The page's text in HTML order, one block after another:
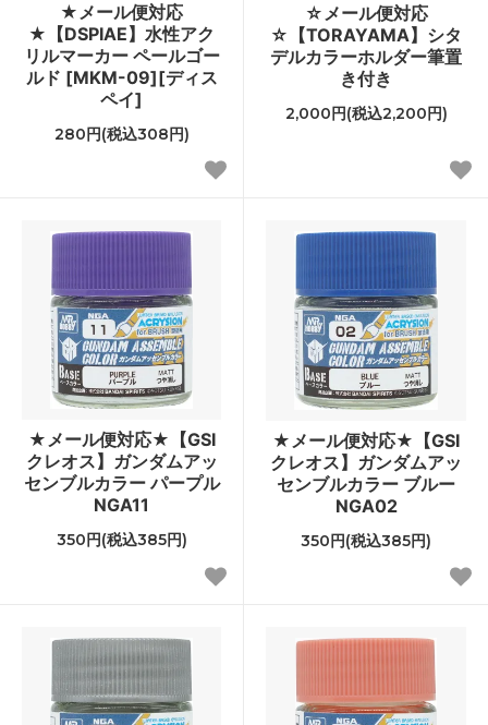
★メール便対応
★【DSPIAE】水性アク
リルマーカー ペールゴー
ルド [MKM-09][ディス
ペイ]
280円(税込308円)
☆メール便対応
☆【TORAYAMA】シタ
デルカラーホルダー筆置
き付き
2,000円(税込2,200円)
★メール便対応★【GSI
クレオス】ガンダムアッ
センブルカラー パープル
NGA11
350円(税込385円)
★メール便対応★【GSI
クレオス】ガンダムアッ
センブルカラー ブルー
NGA02
350円(税込385円)